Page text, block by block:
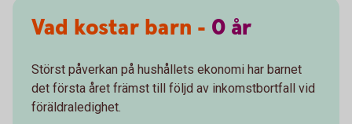
Vad kostar barn - 0 år
Störst påverkan på hushållets ekonomi har barnet
det första året främst till följd av inkomstbortfall vid
föräldraledighet.